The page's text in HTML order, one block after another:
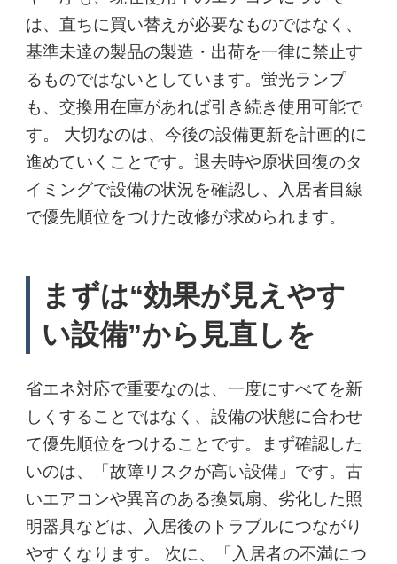
は、直ちに買い替えが必要なものではなく、
基準未達の製品の製造・出荷を一律に禁止す
るものではないとしています。蛍光ランプ
も、交換用在庫があれば引き続き使用可能で
す。 大切なのは、今後の設備更新を計画的に
進めていくことです。退去時や原状回復のタ
イミングで設備の状況を確認し、入居者目線
で優先順位をつけた改修が求められます。
まずは“効果が見えやす
い設備”から見直しを
省エネ対応で重要なのは、一度にすべてを新
しくすることではなく、設備の状態に合わせ
て優先順位をつけることです。まず確認した
いのは、「故障リスクが高い設備」です。古
いエアコンや異音のある換気扇、劣化した照
明器具などは、入居後のトラブルにつながり
やすくなります。 次に、「入居者の不満につ